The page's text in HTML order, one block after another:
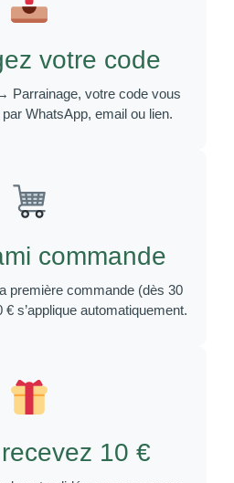
votre code
Parrainage, votre code vous
WhatsApp, email ou lien.
commande
première commande (dès 30
s’applique automatiquement.
10 €